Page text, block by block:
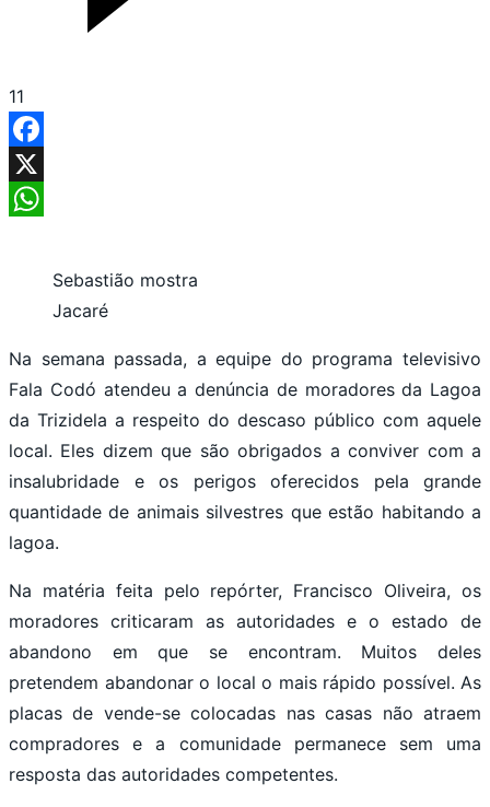
11
Facebook
X
Sebastião mostra
Jacaré
Na semana passada, a equipe do programa televisivo
Fala Codó atendeu a denúncia de moradores da Lagoa
da Trizidela a respeito do descaso público com aquele
local. Eles dizem que são obrigados a conviver com a
insalubridade e os perigos oferecidos pela grande
quantidade de animais silvestres que estão habitando a
lagoa.
Na matéria feita pelo repórter, Francisco Oliveira, os
moradores criticaram as autoridades e o estado de
abandono em que se encontram. Muitos deles
pretendem abandonar o local o mais rápido possível. As
placas de vende-se colocadas nas casas não atraem
compradores e a comunidade permanece sem uma
resposta das autoridades competentes.